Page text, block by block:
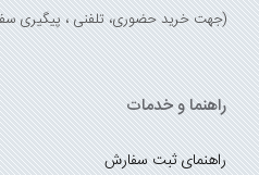
(جهت خرید حضوری، تلفنی ، پیگیری سفارشات سایت با
راهنما و خدمات
راهنمای ثبت سفارش